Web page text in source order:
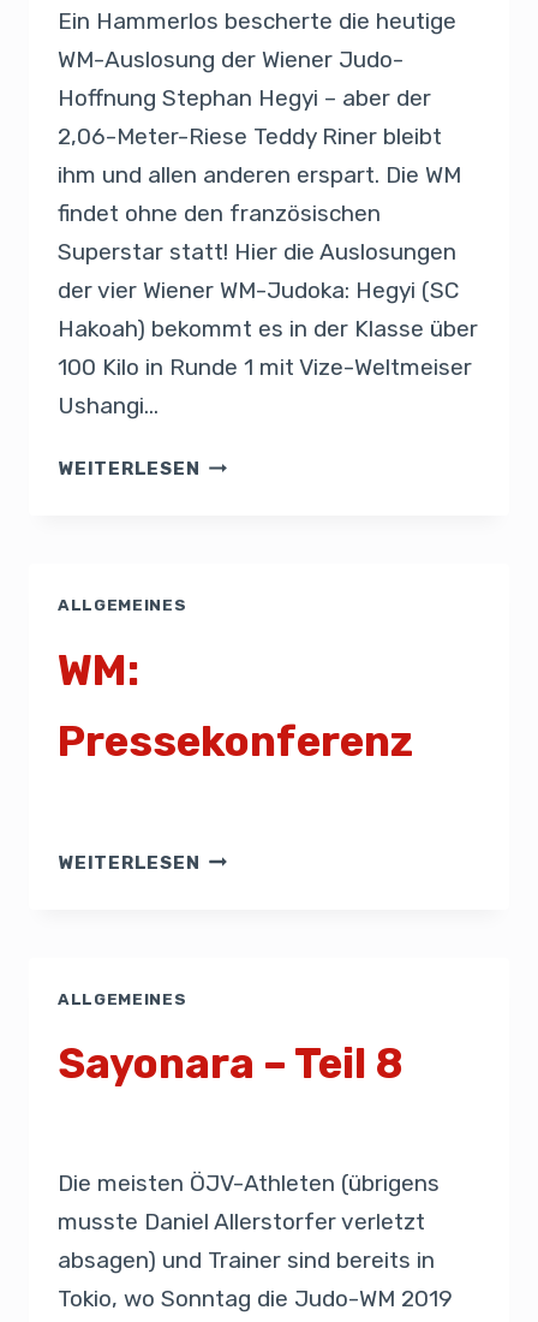
Ein Hammerlos bescherte die heutige
WM-Auslosung der Wiener Judo-
Hoffnung Stephan Hegyi – aber der
2,06-Meter-Riese Teddy Riner bleibt
ihm und allen anderen erspart. Die WM
findet ohne den französischen
Superstar statt! Hier die Auslosungen
der vier Wiener WM-Judoka: Hegyi (SC
Hakoah) bekommt es in der Klasse über
100 Kilo in Runde 1 mit Vize-Weltmeiser
Ushangi…
WEITERLESEN
ALLGEMEINES
WM:
Pressekonferenz
WEITERLESEN
ALLGEMEINES
Sayonara – Teil 8
Die meisten ÖJV-Athleten (übrigens
musste Daniel Allerstorfer verletzt
absagen) und Trainer sind bereits in
Tokio, wo Sonntag die Judo-WM 2019